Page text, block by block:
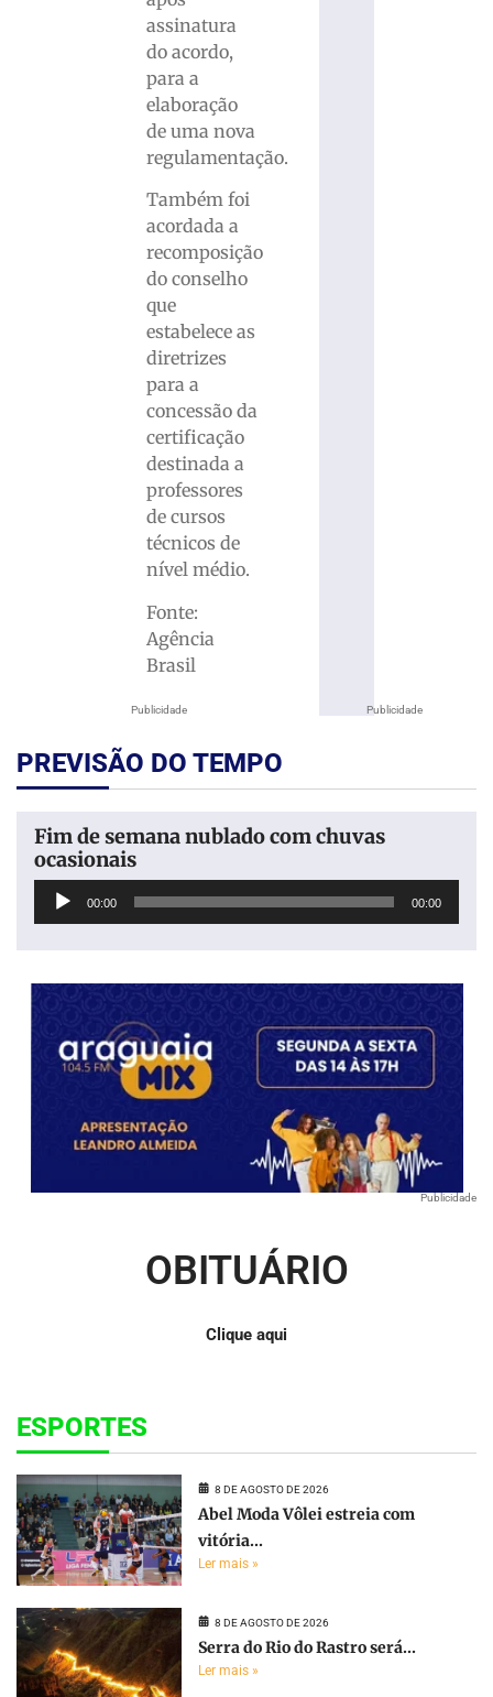
Publicidade
assinatura
do acordo,
para a
elaboração
de uma nova
regulamentação.
Também foi
acordada a
recomposição
do conselho
que
estabelece as
diretrizes
para a
concessão da
certificação
destinada a
professores
de cursos
técnicos de
nível médio.
Fonte:
Agência
Brasil
Publicidade
PREVISÃO DO TEMPO
Fim de semana nublado com chuvas
ocasionais
Tocador
00:00 00:00
Publicidade
OBITUÁRIO
Clique aqui
ESPORTES
8 DE AGOSTO DE 2026
Abel Moda Vôlei estreia com
vitória...
Ler mais »
8 DE AGOSTO DE 2026
Serra do Rio do Rastro será...
Ler mais »